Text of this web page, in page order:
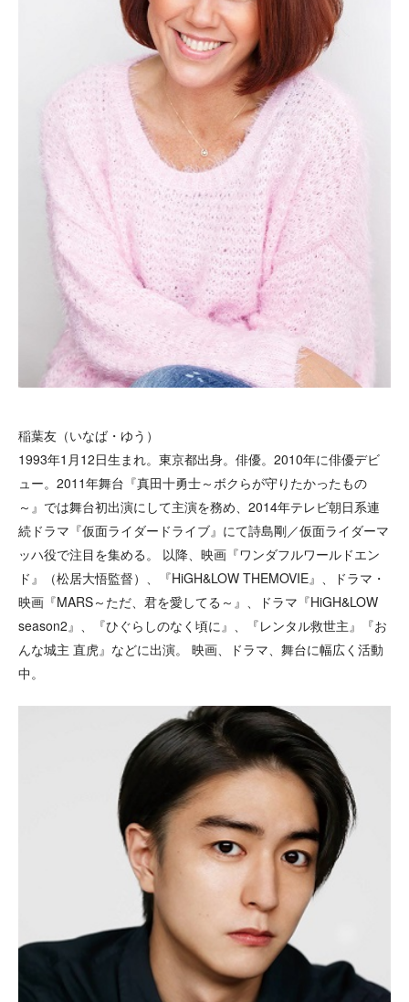
稲葉友（いなば・ゆう）
1993年1月12日生まれ。東京都出身。俳優。2010年に俳優デビ
ュー。2011年舞台『真田十勇士～ボクらが守りたかったもの
～』では舞台初出演にして主演を務め、2014年テレビ朝日系連
続ドラマ『仮面ライダードライブ』にて詩島剛／仮面ライダーマ
ッハ役で注目を集める。 以降、映画『ワンダフルワールドエン
ド』（松居大悟監督）、『HiGH&LOW THEMOVIE』、ドラマ・
映画『MARS～ただ、君を愛してる～』、ドラマ『HiGH&LOW
season2』、『ひぐらしのなく頃に』、『レンタル救世主』『お
んな城主 直虎』などに出演。 映画、ドラマ、舞台に幅広く活動
中。